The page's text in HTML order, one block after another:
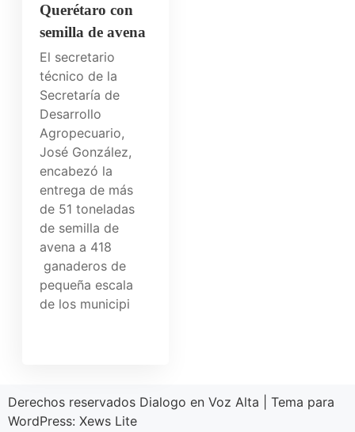
Querétaro con
semilla de avena
El secretario
técnico de la
Secretaría de
Desarrollo
Agropecuario,
José González,
encabezó la
entrega de más
de 51 toneladas
de semilla de
avena a 418
ganaderos de
pequeña escala
de los municipi
Derechos reservados Dialogo en Voz Alta
Tema para
WordPress: Xews Lite